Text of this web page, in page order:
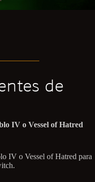
de
IV o Vessel of Hatred
IV o Vessel of Hatred para